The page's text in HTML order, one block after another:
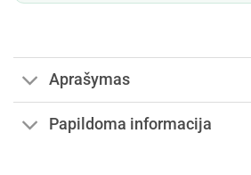
Aprašymas
Papildoma informacija